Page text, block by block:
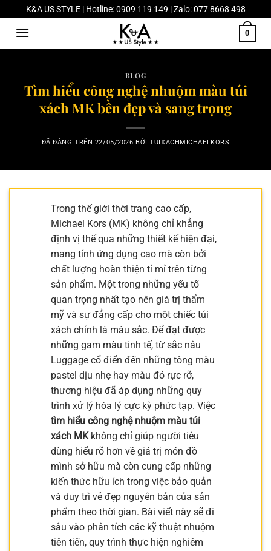
Chuyển
đến
dung
K&A US STYLE | Hotline: 0909 119 149 | Zalo: 077 8668 498
0
BLOG
Tìm hiểu công nghệ nhuộm màu túi
xách MK bền đẹp và sang trọng
ĐÃ ĐĂNG TRÊN 22/05/2026 BỞITUIXACHMICHAELKORS
Trong thế giới thời trang cao cấp,
Michael Kors (MK) không chỉ khẳng
định vị thế qua những thiết kế hiện đại,
mang tính ứng dụng cao mà còn bởi
chất lượng hoàn thiện tỉ mỉ trên từng
sản phẩm. Một trong những yếu tố
quan trọng nhất tạo nên giá trị thẩm
mỹ và sự đẳng cấp cho một chiếc túi
xách chính là màu sắc. Để đạt được
những gam màu tinh tế, từ sắc nâu
Luggage cổ điển đến những tông màu
pastel dịu nhẹ hay màu đỏ rực rỡ,
thương hiệu đã áp dụng những quy
trình xử lý hóa lý cực kỳ phức tạp. Việc
tìm hiểu công nghệ nhuộm màu túi
xách MKkhông chỉ giúp người tiêu
dùng hiểu rõ hơn về giá trị món đồ
mình sở hữu mà còn cung cấp những
kiến thức hữu ích trong việc bảo quản
và duy trì vẻ đẹp nguyên bản của sản
phẩm theo thời gian. Bài viết này sẽ đi
sâu vào phân tích các kỹ thuật nhuộm
tiên tiến, quy trình thực hiện nghiêm